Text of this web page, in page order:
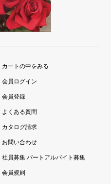
カートの中をみる
会員ログイン
会員登録
よくある質問
カタログ請求
お問い合わせ
社員募集 パートアルバイト募集
会員規則